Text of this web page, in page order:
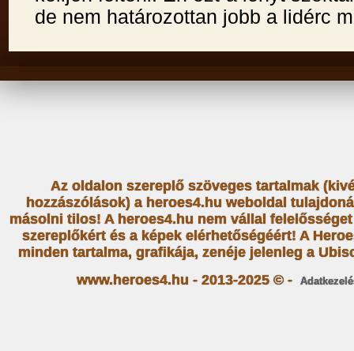
de nem határozottan jobb a lidérc
Az oldalon szereplő szöveges tartalmak
hozzászólások) a heroes4.hu weboldal
másolni tilos! A heroes4.hu nem vállal
szereplőkért és a képek elérhetőségéért! A
minden tartalma, grafikája, zenéje jelenleg a
www.heroes4.hu - 2013-2025 © -